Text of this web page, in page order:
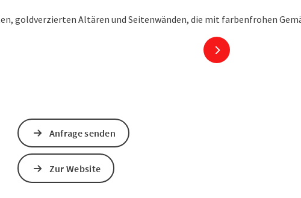
nächstes Element
Anfrage senden
Zur Website